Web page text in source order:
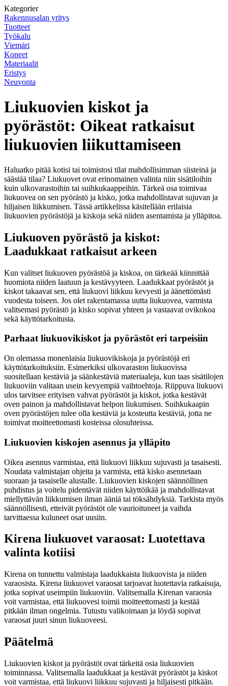
Kategorier
Rakennusalan yritys
Tuotteet
Työkalu
Viemäri
Koneet
Materiaalit
Eristys
Neuvonta
Liukuovien kiskot ja
pyörästöt: Oikeat ratkaisut
liukuovien liikuttamiseen
Haluatko pitää kotisi tai toimistosi tilat mahdollisimman siisteinä ja
säästää tilaa? Liukuovet ovat erinomainen valinta niin sisätiloihin
kuin ulkovarastoihin tai suihkukaappeihin. Tärkeä osa toimivaa
liukuovea on sen pyörästö ja kisko, jotka mahdollistavat sujuvan ja
hiljaisen liikkumisen. Tässä artikkelissa käsitellään erilaisia
liukuovien pyörästöjä ja kiskoja sekä niiden asentamista ja ylläpitoa.
Liukuoven pyörästö ja kiskot:
Laadukkaat ratkaisut arkeen
Kun valitset liukuoven pyörästöä ja kiskoa, on tärkeää kiinnittää
huomiota niiden laatuun ja kestävyyteen. Laadukkaat pyörästöt ja
kiskot takaavat sen, että liukuovi liikkuu kevyesti ja äänettömästi
vuodesta toiseen. Jos olet rakentamassa uutta liukuovea, varmista
valitsemasi pyörästö ja kisko sopivat yhteen ja vastaavat ovikokoa
sekä käyttötarkoitusta.
Parhaat liukuovikiskot ja pyörästöt eri tarpeisiin
On olemassa monenlaisia liukuovikiskoja ja pyörästöjä eri
käyttötarkoituksiin. Esimerkiksi ulkovaraston liukuovissa
suositellaan kestäviä ja säänkestäviä materiaaleja, kun taas sisätilojen
liukuoviin valitaan usein kevyempiä vaihtoehtoja. Riippuva liukuovi
ulos tarvitsee erityisen vahvat pyörästöt ja kiskot, jotka kestävät
oven painon ja mahdollistavat helpon liukumisen. Suihkukaapin
oven pyörästöjen tulee olla kestäviä ja kosteutta kestäviä, jotta ne
toimivat moitteettomasti kosteissa olosuhteissa.
Liukuovien kiskojen asennus ja ylläpito
Oikea asennus varmistaa, että liukuovi liikkuu sujuvasti ja tasaisesti.
Noudata valmistajan ohjeita ja varmista, että kisko asennetaan
suoraan ja tasaiselle alustalle. Liukuovien kiskojen säännöllinen
puhdistus ja voitelu pidentävät niiden käyttöikää ja mahdollistavat
miellyttävän liikkumisen ilman ääniä tai töksähdyksiä. Tarkista myös
säännöllisesti, etteivät pyörästöt ole vaurioituneet ja vaihda
tarvittaessa kuluneet osat uusiin.
Kirena liukuovet varaosat: Luotettava
valinta kotiisi
Kirena on tunnettu valmistaja laadukkaista liukuovista ja niiden
varaosista. Kirena liukuovet varaosat tarjoavat luotettavia ratkaisuja,
jotka sopivat useimpiin liukuoviin. Valitsemalla Kirenan varaosia
voit varmistaa, että liukuovesi toimii moitteettomasti ja kestää
pitkään ilman ongelmia. Tutustu valikoimaan ja löydä sopivat
varaosat juuri sinun liukuoveesi.
Päätelmä
Liukuovien kiskot ja pyörästöt ovat tärkeitä osia liukuovien
toiminnassa. Valitsemalla laadukkaat ja kestävät pyörästöt ja kiskot
voit varmistaa, että liukuovi liikkuu sujuvasti ja hiljaisesti pitkään.